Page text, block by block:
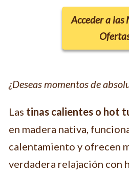
Acceder a las
¿Deseas momentos de
Las tinas calientes o hot
en madera nativa,
calentamiento y ofrecen
verdadera relajación con